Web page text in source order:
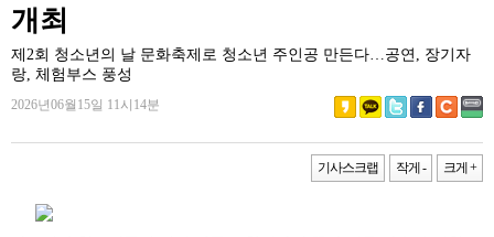
개최
제2회 청소년의 날 문화축제로 청소년 주인공 만든다…공연, 장기자
랑, 체험부스 풍성
2026년06월15일 11시14분
기사스크랩 작게 - 크게 +